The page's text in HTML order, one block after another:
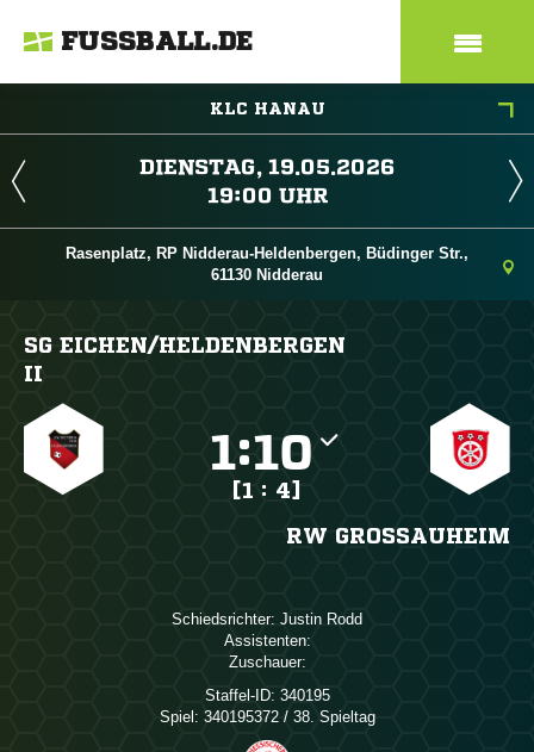
FUSSBALL.DE
KLC HANAU
 
 
Rasenplatz, RP Nidderau-Heldenbergen, Büdinger Str.,
61130 Nidderau
SG EICHEN/​HELDENBERGEN
II
:
[1 : 4]
RW GROSSAUHEIM
Schiedsrichter:  
Assistenten:
Zuschauer:
Staffel-ID: 340195
Spiel: 340195372 / 38. Spieltag